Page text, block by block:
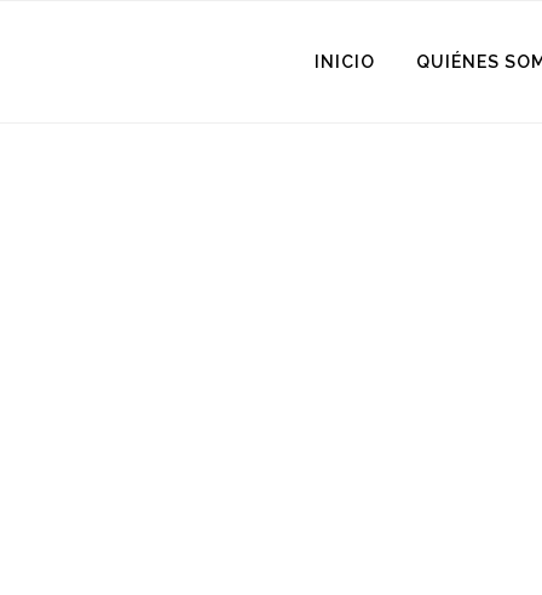
INICIO QUIÉNES